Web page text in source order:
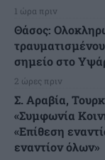
1 ώρα πριν
Θάσος:
σημείο στο
2 ώρες πριν
Σ. Αραβία,
«Συμφωνία
«Επίθεση
εναντίον όλων»